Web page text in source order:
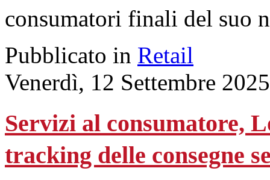
consumatori finali del suo
Pubblicato in Retail
Venerdì, 12 Settembre
Servizi al consumatore,
tracking delle consegne